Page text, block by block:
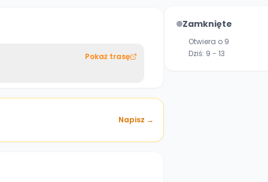
Pokaż trasę
Napisz →
Zamknięte
Otwiera o 9
Dziś: 9 - 13